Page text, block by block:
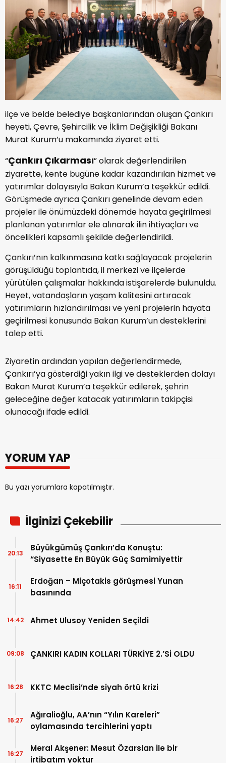
ilçe ve belde belediye başkanlarından oluşan Çankırı
heyeti, Çevre, Şehircilik ve İklim Değişikliği Bakanı
Murat Kurum’u makamında ziyaret etti.
“Çankırı Çıkarması” olarak değerlendirilen
ziyarette, kente bugüne kadar kazandırılan hizmet ve
yatırımlar dolayısıyla Bakan Kurum’a teşekkür edildi.
Görüşmede ayrıca Çankırı genelinde devam eden
projeler ile önümüzdeki dönemde hayata geçirilmesi
planlanan yatırımlar ele alınarak ilin ihtiyaçları ve
öncelikleri kapsamlı şekilde değerlendirildi.
Çankırı’nın kalkınmasına katkı sağlayacak projelerin
görüşüldüğü toplantıda, il merkezi ve ilçelerde
yürütülen çalışmalar hakkında istişarelerde bulunuldu.
Heyet, vatandaşların yaşam kalitesini artıracak
yatırımların hızlandırılması ve yeni projelerin hayata
geçirilmesi konusunda Bakan Kurum’un desteklerini
talep etti.
Ziyaretin ardından yapılan değerlendirmede,
Çankırı’ya gösterdiği yakın ilgi ve desteklerden dolayı
Bakan Murat Kurum’a teşekkür edilerek, şehrin
geleceğine değer katacak yatırımların takipçisi
olunacağı ifade edildi.
YORUM YAP
Bu yazı yorumlara kapatılmıştır.
İlginizi Çekebilir
Büyükgümüş Çankırı’da Konuştu:
“Siyasette En Büyük Güç Samimiyettir
20:13
Erdoğan – Miçotakis görüşmesi Yunan
basınında
16:11
Ahmet Ulusoy Yeniden Seçildi
14:42
ÇANKIRI KADIN KOLLARI TÜRKİYE 2.’Sİ OLDU
09:08
KKTC Meclisi’nde siyah örtü krizi
16:28
Ağıralioğlu, AA’nın “Yılın Kareleri”
oylamasında tercihlerini yaptı
16:27
Meral Akşener: Mesut Özarslan ile bir
irtibatım yoktur
16:27